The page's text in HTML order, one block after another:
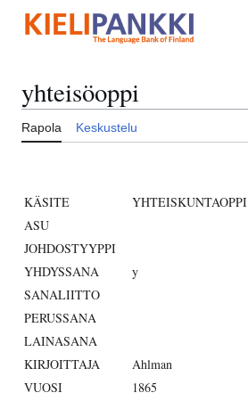
sisältöön
yhteisöoppi
Rapola Keskustelu
KÄSITE
YHTEISKUNTAOPPI
ASU
JOHDOSTYYPPI
YHDYSSANA
y
SANALIITTO
PERUSSANA
LAINASANA
KIRJOITTAJA
Ahlman
VUOSI
1865